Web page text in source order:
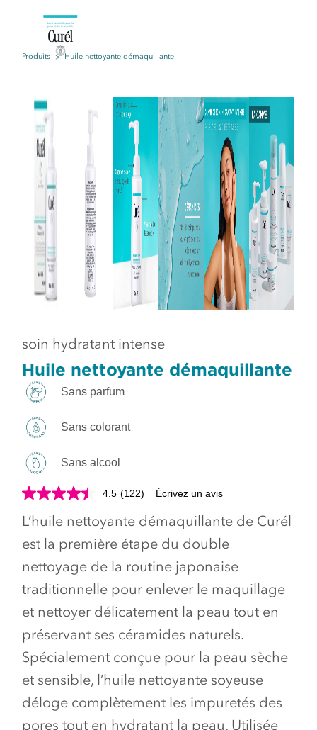
Produits Huile nettoyante démaquillante
soin hydratant intense
Huile nettoyante démaquillante
Sans parfum
Sans colorant
Sans alcool
4.5 (122) Écrivez un avis
L’huile nettoyante démaquillante de Curél
est la première étape du double
nettoyage de la routine japonaise
traditionnelle pour enlever le maquillage
et nettoyer délicatement la peau tout en
préservant ses céramides naturels.
Spécialement conçue pour la peau sèche
et sensible, l’huile nettoyante soyeuse
déloge complètement les impuretés des
pores tout en hydratant la peau. Utilisée